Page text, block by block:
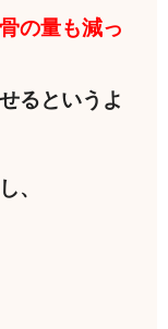
の量も減っ
るというよ
、